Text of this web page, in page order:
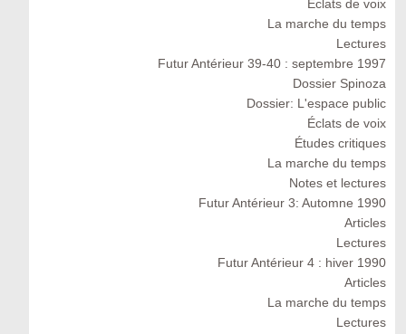
Eclats de voix
La marche du temps
Lectures
Futur Antérieur 39-40 : septembre 1997
Dossier Spinoza
Dossier: L'espace public
Éclats de voix
Études critiques
La marche du temps
Notes et lectures
Futur Antérieur 3: Automne 1990
Articles
Lectures
Futur Antérieur 4 : hiver 1990
Articles
La marche du temps
Lectures